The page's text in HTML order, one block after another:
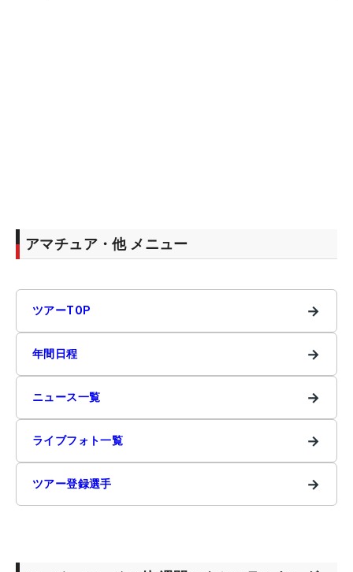
アマチュア・他 メニュー
ツアーTOP →
年間日程 →
ニュース一覧 →
ライブフォト一覧 →
ツアー登録選手 →